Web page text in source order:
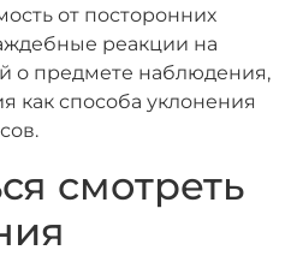
от посторонних
реакции на
о предмете наблюдения,
как способа уклонения
смотреть